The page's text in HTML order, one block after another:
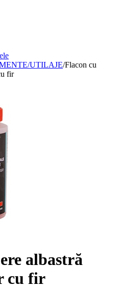
UTILAJE/Flacon cu
fir
albastră
cu fir